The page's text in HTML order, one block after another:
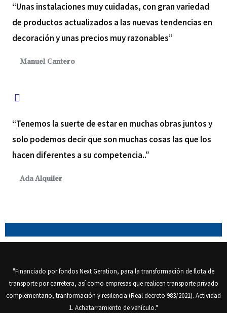
c
o
“Unas instalaciones muy cuidadas, con gran variedad
de productos actualizados a las nuevas tendencias en
decoración y unas precios muy razonables”
Manuel Cantero
“Tenemos la suerte de estar en muchas obras juntos y
solo podemos decir que son muchas cosas las que los
hacen diferentes a su competencia..”
Ada Alquiler
"Financiado por fondos Next Geration, para la transformación de flota de
transporte por carretera, así como empresas que realicen transporte privado
complementario, tranformación y resilencia (Real decreto 983/2021). Actividad
1. Achatarramiento de vehículo."